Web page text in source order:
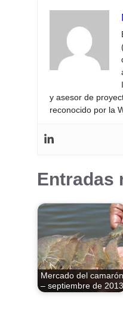
y asesor de
reconocido por la
Entradas
Mercado del camarón
– septiembre de 2013